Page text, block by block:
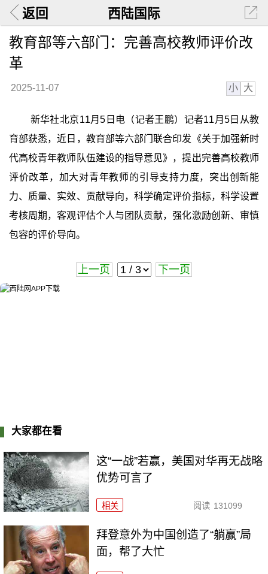
返回 西陆国际
教育部等六部门：完善高校教师评价改
革
2025-11-07 小 大
新华社北京11月5日电（记者王鹏）记者11月5日从教
育部获悉，近日，教育部等六部门联合印发《关于加强新时
代高校青年教师队伍建设的指导意见》，提出完善高校教师
评价改革，加大对青年教师的引导支持力度，突出创新能
力、质量、实效、贡献导向，科学确定评价指标，科学设置
考核周期，客观评估个人与团队贡献，强化激励创新、审慎
包容的评价导向。
上一页 下一页
大家都在看
这“一战”若赢，美国对华再无战略
优势可言了
相关 阅读 131099
拜登意外为中国创造了“躺赢”局
面，帮了大忙